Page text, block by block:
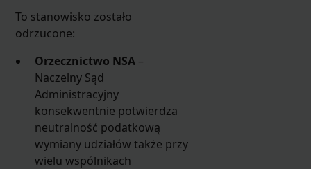
To stanowisko zostało
odrzucone:
Orzecznictwo NSA –
Naczelny Sąd
Administracyjny
konsekwentnie potwierdza
neutralność podatkową
wymiany udziałów także przy
wielu wspólnikach